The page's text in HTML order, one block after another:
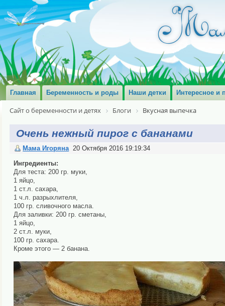
Главная Беременность и роды Наши детки Интересное и
Сайт о беременности и детях Блоги Вкусная выпечка
Очень нежный пирог с бананами
Мама Игоряна 20 Октября 2016 19:19:34
Ингредиенты:
Для теста: 200 гр. муки,
1 яйцо,
1 ст.л. сахара,
1 ч.л. разрыхлителя,
100 гр. сливочного масла.
Для заливки: 200 гр. сметаны,
1 яйцо,
2 ст.л. муки,
100 гр. сахара.
Кроме этого — 2 банана.